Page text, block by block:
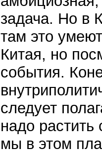
задача. Но в
там это
Китая, но
события.
следует
надо растить
мы в этом